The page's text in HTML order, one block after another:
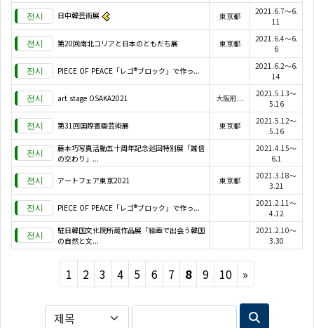
日中韓芸術展
東京都
2021.6.7～6.
11
第20回南北コリアと日本のともだち展 東京都
2021.6.4～6.
6
PIECE OF PEACE「レゴ®ブロック」で作っ...
2021.6.2～6.
14
art stage OSAKA2021 大阪府...
2021.5.13～
5.16
第31回国際書画芸術展 東京都
2021.5.12～
5.16
藤本巧写真活動五十周年記念巡回特別展「誠信
の交わり」...
2021.4.15～
6.1
アートフェア東京2021 東京都
2021.3.18～
3.21
PIECE OF PEACE「レゴ®ブロック」で作っ...
2021.2.11～
4.12
駐日韓国文化院所蔵作品展「絵画で出会う韓国
の自然と文...
2021.2.10～
3.30
1 2 3 4 5 6 7 8 9 10 »